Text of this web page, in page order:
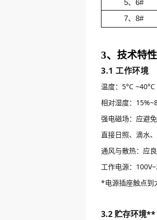
5、 6#
7、 8#
3、 技术特性
3.1 工作环境
温度：5°C ~40°C
相对湿度：
强电磁场：应避免
直接日照、滴水
通风与散热：应
工作电源：
*电源插座触点到
3.2 贮存环境**